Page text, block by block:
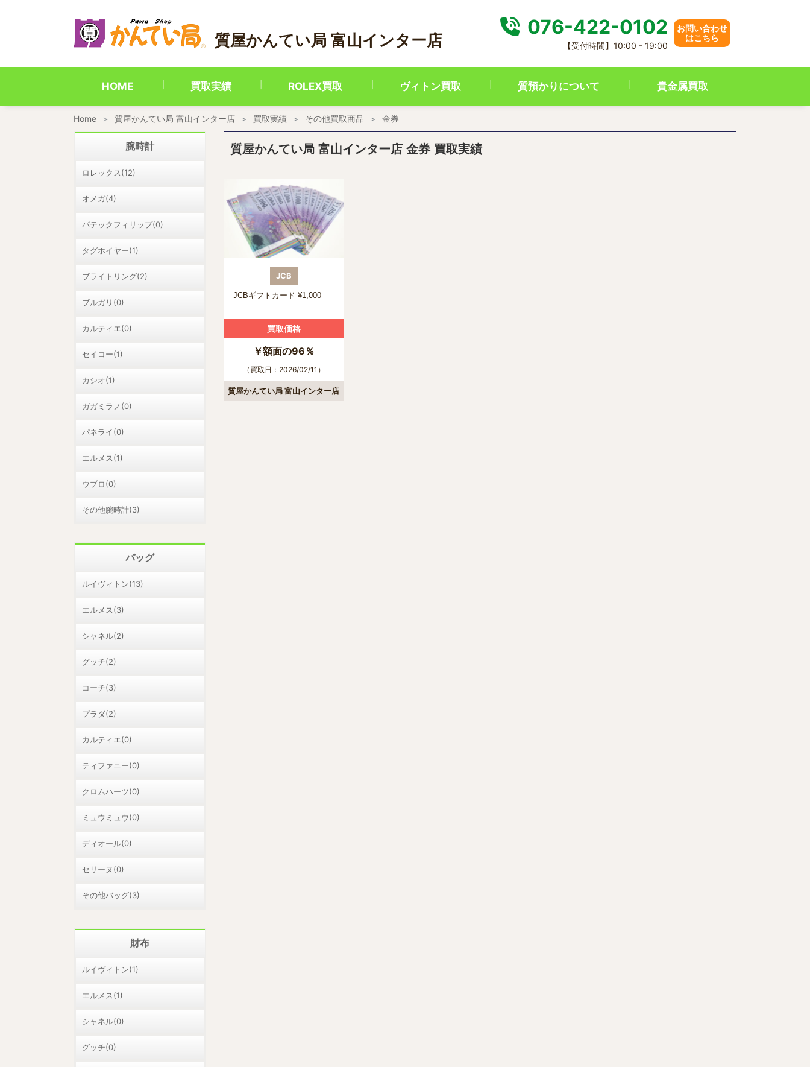
質屋かんてい局 富山インター店
076-422-0102
【受付時間】10:00 - 19:00
お問い合わせ
はこちら
HOME 買取実績 ROLEX買取 ヴィトン買取 質預かりについて 貴金属買取
Home 質屋かんてい局 富山インター店 買取実績 その他買取商品 金券
質屋かんてい局 富山インター店 金券 買取実績
JCB
JCBギフトカード ¥1,000
買取価格
￥額面の96％
（買取日：2026/02/11）
質屋かんてい局 富山インター店
腕時計
ロレックス(12)
オメガ(4)
パテックフィリップ(0)
タグホイヤー(1)
ブライトリング(2)
ブルガリ(0)
カルティエ(0)
セイコー(1)
カシオ(1)
ガガミラノ(0)
パネライ(0)
エルメス(1)
ウブロ(0)
その他腕時計(3)
バッグ
ルイヴィトン(13)
エルメス(3)
シャネル(2)
グッチ(2)
コーチ(3)
プラダ(2)
カルティエ(0)
ティファニー(0)
クロムハーツ(0)
ミュウミュウ(0)
ディオール(0)
セリーヌ(0)
その他バッグ(3)
財布
ルイヴィトン(1)
エルメス(1)
シャネル(0)
グッチ(0)